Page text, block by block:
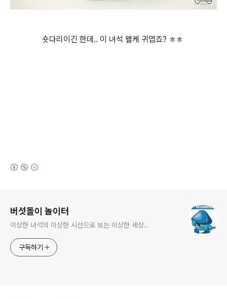
숏다리이긴 한데.. 이 녀석 왤케 귀엽죠? ㅎㅎ
버섯돌이 놀이터
이상한 녀석의 이상한 시선으로 보는 이상한 세상..
구독하기